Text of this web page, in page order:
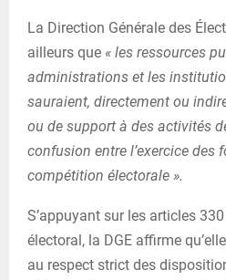
La Direction Générale des
ailleurs que « les ressources
administrations et les
sauraient, directement ou
ou de support à des activités
confusion entre l’exercice des
compétition électorale ».
S’appuyant sur les articles
électoral, la DGE affirme
au respect strict des